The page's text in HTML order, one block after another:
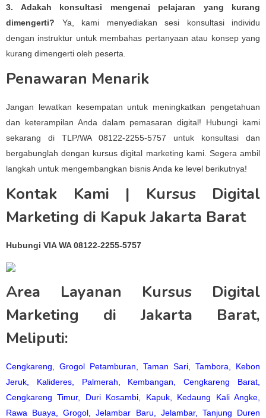
3. Adakah konsultasi mengenai pelajaran yang kurang
dimengerti? Ya, kami menyediakan sesi konsultasi individu
dengan instruktur untuk membahas pertanyaan atau konsep yang
kurang dimengerti oleh peserta.
Penawaran Menarik
Jangan lewatkan kesempatan untuk meningkatkan pengetahuan
dan keterampilan Anda dalam pemasaran digital! Hubungi kami
sekarang di TLP/WA 08122-2255-5757 untuk konsultasi dan
bergabunglah dengan kursus digital marketing kami. Segera ambil
langkah untuk mengembangkan bisnis Anda ke level berikutnya!
Kontak Kami | Kursus Digital
Marketing di Kapuk Jakarta Barat
Hubungi VIA WA 08122-2255-5757
Area Layanan Kursus Digital
Marketing di Jakarta Barat,
Meliputi:
Cengkareng Grogol Petamburan Taman Sari Tambora
Kebon
Jeruk
Kalideres, Palmerah Kembangan ,Cengkareng Barat
Cengkareng Timur, Duri Kosambi Kapuk, Kedaung Kali Angke
Rawa Buaya ,Grogol ,Jelambar Baru Jelambar, Tanjung Duren